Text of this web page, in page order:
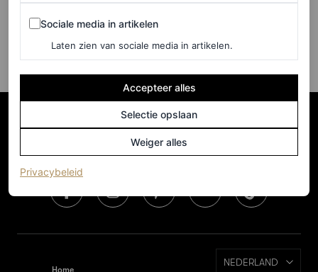
MARJOLEIN VAN DEN BRAND
Home
NEDERLAND
Sociale media in artikelen
Sociale media in artikelen
Laten zien van sociale media in artikelen.
Accepteer alles
Selectie opslaan
Weiger alles
Privacybeleid